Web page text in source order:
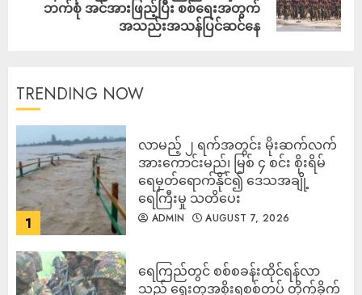
ဘက်စုံ အင်အားဖြည့်ပြီး စစ်ရေးအတွက်
အသည်းအသန်ပြင်ဆင်နေ
TRENDING NOW
1
လာမည့် ၂ ရက်အတွင်း မိုးဆက်လက်
အားကောင်းမည်၊ မြစ် ၄ စင်း စိုးရိမ်
ရေမှတ်ရောက်နိုင်၍ ဒေသအချို့
ရေကြီးမှု သတိပေး
ADMIN AUGUST 7, 2026
ရေကြည်တွင် စစ်စခန်းထိုင်ရန်လာ
သည့် ရွေးတုအစိုးရစစ်တပ် တိုက်ခိုက်